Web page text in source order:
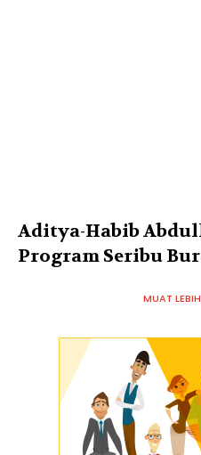
Aditya-Habib
Program Seribu
MUAT